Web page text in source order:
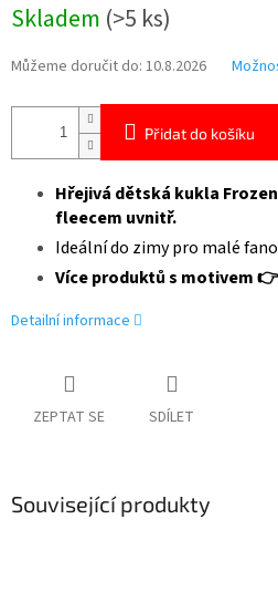
cena:
Skladem (>5 ks)
Můžeme doručit do: 10.8.2026
Přidat do košíku
Hřejivá dětská kukla
fleecem uvnitř.
Ideální do zimy pro malé
Více produktů s motivem 👉
Detailní informace
ZEPTAT SE SDÍLET
Související produkty